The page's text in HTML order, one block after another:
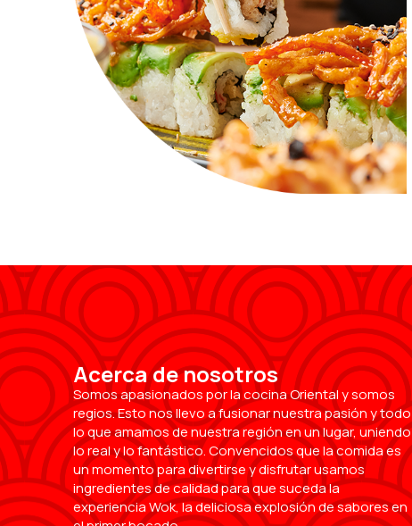
King Crab Roll
Acerca de nosotros
Somos apasionados por la cocina Oriental y somos
regios. Esto nos llevo a fusionar nuestra pasión y todo
lo que amamos de nuestra región en un lugar, uniendo
lo real y lo fantástico. Convencidos que la comida es
un momento para divertirse y disfrutar usamos
ingredientes de calidad para que suceda la
experiencia Wok, la deliciosa explosión de sabores en